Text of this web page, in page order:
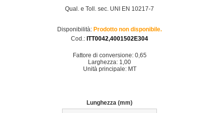
Qual. e Toll. sec. UNI EN 10217-7
Disponibilità: Prodotto non disponibile.
Cod.: ITT0042,4001502E304
Fattore di conversione: 0,65
Larghezza: 1,00
Unità principale: MT
Lunghezza (mm)